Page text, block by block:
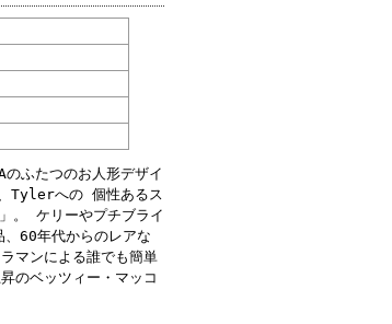
ふたつのお人形デザイ
Tylerへの 個性あるス
。 ケリーやプチブライ
、60年代からのレアな
マンによる誰でも簡単
のベッツィー・マッコ